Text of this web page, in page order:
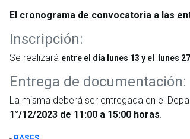
El cronograma de convocatoria a las
Inscripción:
Se realizará entre el día lunes 13 y el lunes
Entrega de documentación:
La misma deberá ser entregada en el
1°/12/2023 de 11:00 a 15:00 horas.